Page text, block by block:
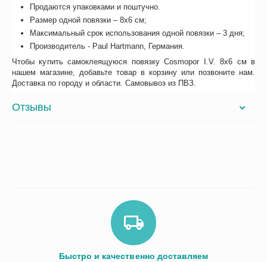
Продаются упаковками и поштучно.
Размер одной повязки – 8х6 см;
Максимальный срок использования одной повязки – 3 дня;
Производитель - Paul Hartmann, Германия.
Чтобы купить самоклеящуюся повязку Cosmopor I.V. 8х6 см в
нашем магазине, добавьте товар в корзину или позвоните нам.
Доставка по городу и области. Самовывоз из ПВЗ.
Отзывы
Быстро и качественно доставляем